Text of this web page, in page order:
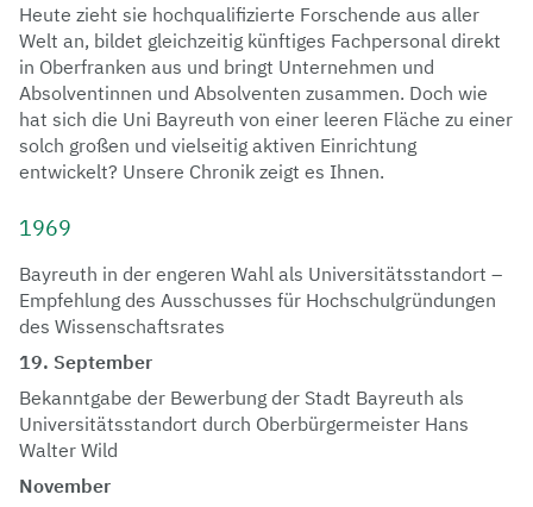
Heute zieht sie hochqualifizierte Forschende aus aller
Welt an, bildet gleichzeitig künftiges Fachpersonal direkt
in Oberfranken aus und bringt Unternehmen und
Absolventinnen und Absolventen zusammen. Doch wie
hat sich die Uni Bayreuth von einer leeren Fläche zu einer
solch großen und vielseitig aktiven Einrichtung
entwickelt? Unsere Chronik zeigt es Ihnen.
1969
Bayreuth in der engeren Wahl als Universitätsstandort –
Empfehlung des Ausschusses für Hochschulgründungen
des Wissenschaftsrates
19. September
Bekanntgabe der Bewerbung der Stadt Bayreuth als
Universitätsstandort durch Oberbürgermeister Hans
Walter Wild
November